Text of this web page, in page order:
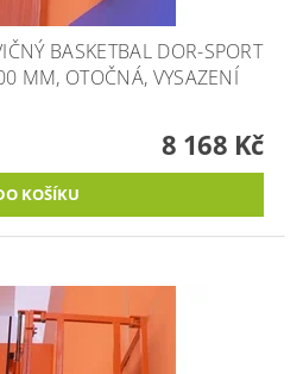
BASKETBAL DOR-SPORT
MM, OTOČNÁ, VYSAZENÍ
8 168 Kč